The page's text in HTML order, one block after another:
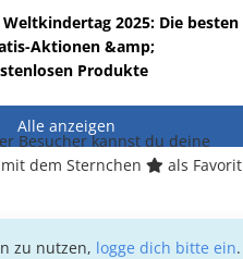
2025: Die besten
Aktionen &amp;
Produkte
Alle anzeigen
Besucher kannst du deine
dem Sternchen
als Favorit
zu nutzen, logge dich bitte ein.